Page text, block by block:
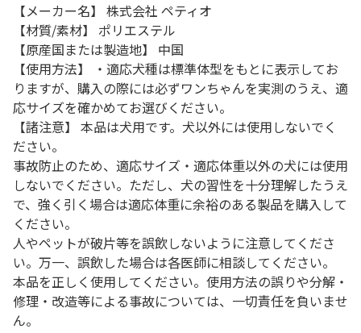
【メーカー名】 株式会社 ペティオ
【材質/素材】 ポリエステル
【原産国または製造地】 中国
【使用方法】 ・適応犬種は標準体型をもとに表示してお
りますが、購入の際には必ずワンちゃんを実測のうえ、適
応サイズを確かめてお選びください。
【諸注意】 本品は犬用です。犬以外には使用しないでく
ださい。
事故防止のため、適応サイズ・適応体重以外の犬には使用
しないでください。ただし、犬の習性を十分理解したうえ
で、強く引く場合は適応体重に余裕のある製品を購入して
ください。
人やペットが破片等を誤飲しないように注意してくださ
い。万一、誤飲した場合は各医師に相談してください。
本品を正しく使用してください。使用方法の誤りや分解・
修理・改造等による事故については、一切責任を負いませ
ん。